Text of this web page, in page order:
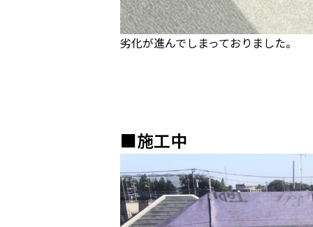
劣化が進んでしまっておりました。
■施工中